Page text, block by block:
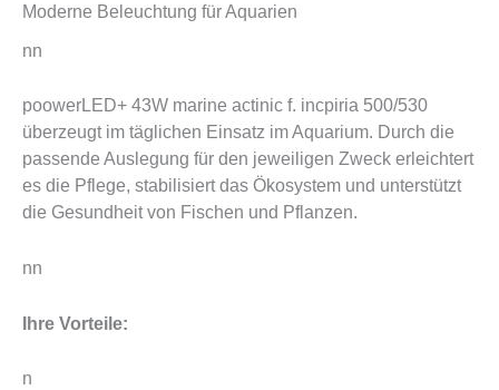
Moderne Beleuchtung für Aquarien
nn
poowerLED+ 43W marine actinic f. incpiria 500/530
überzeugt im täglichen Einsatz im Aquarium. Durch die
passende Auslegung für den jeweiligen Zweck erleichtert
es die Pflege, stabilisiert das Ökosystem und unterstützt
die Gesundheit von Fischen und Pflanzen.
nn
Ihre Vorteile:
n